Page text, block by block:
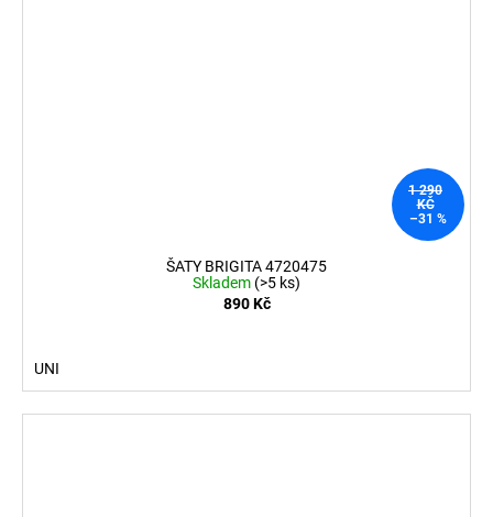
1 290
KČ
–31 %
ŠATY BRIGITA 4720475
Skladem (>5 ks)
890 Kč
UNI